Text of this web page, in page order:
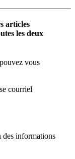
articles
les deux
vous
courriel
des informations